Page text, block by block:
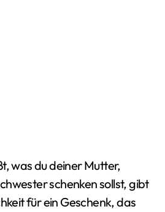
schenken sollst, gibt
für ein Geschenk, das